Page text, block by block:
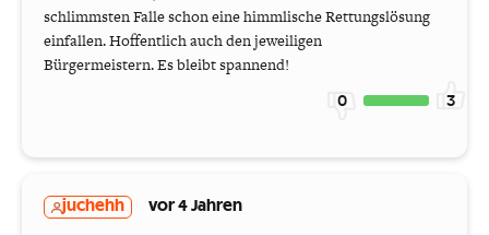
schlimmsten Falle schon eine himmlische Rettungslösung
einfallen. Hoffentlich auch den jeweiligen
Bürgermeistern. Es bleibt spannend!
0 3
juchehh vor 4 Jahren